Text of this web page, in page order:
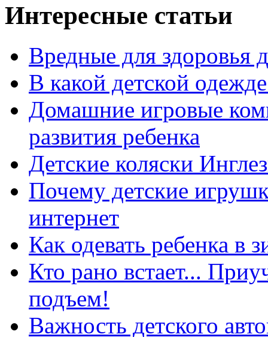
Интересные статьи
Вредные для здоровья
В какой детской
Домашние игровые
развития ребенка
Детские коляски
Почему детские
интернет
Как одевать ребенка в
Кто рано встает...
подъем!
Важность детского